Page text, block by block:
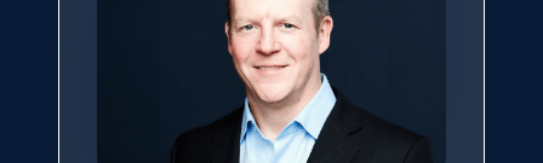
eBay - Gather data on products using
URL, Product id, Title, Seller name, Seller rating,
Seller reviews, Breadcrumbs, Root category, and